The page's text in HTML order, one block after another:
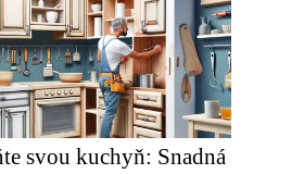
svou kuchyň: Snadná